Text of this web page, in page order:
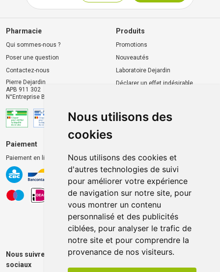
Nous utilisons des
cookies
Nous utilisons des cookies et
d'autres technologies de suivi
pour améliorer votre expérience
de navigation sur notre site, pour
vous montrer un contenu
personnalisé et des publicités
ciblées, pour analyser le trafic de
notre site et pour comprendre la
provenance de nos visiteurs.
Pharmacie
Qui sommes-nous ?
Poser une question
Contactez-nous
Pierre Dejardin
APB 911 302
N°Entreprise BE0446.901.764
Produits
Promotions
Nouveautés
Laboratoire Dejardin
Déclarer un effet indésirable
Paiement
Paiement en ligne 100% sécurisé
Livraison chez vous
Livraison dans un Point
d’enlèvement
Retrait dans la pharmacie
Retrait en casiers extérieurs
Nous suivre sur les réseaux
sociaux